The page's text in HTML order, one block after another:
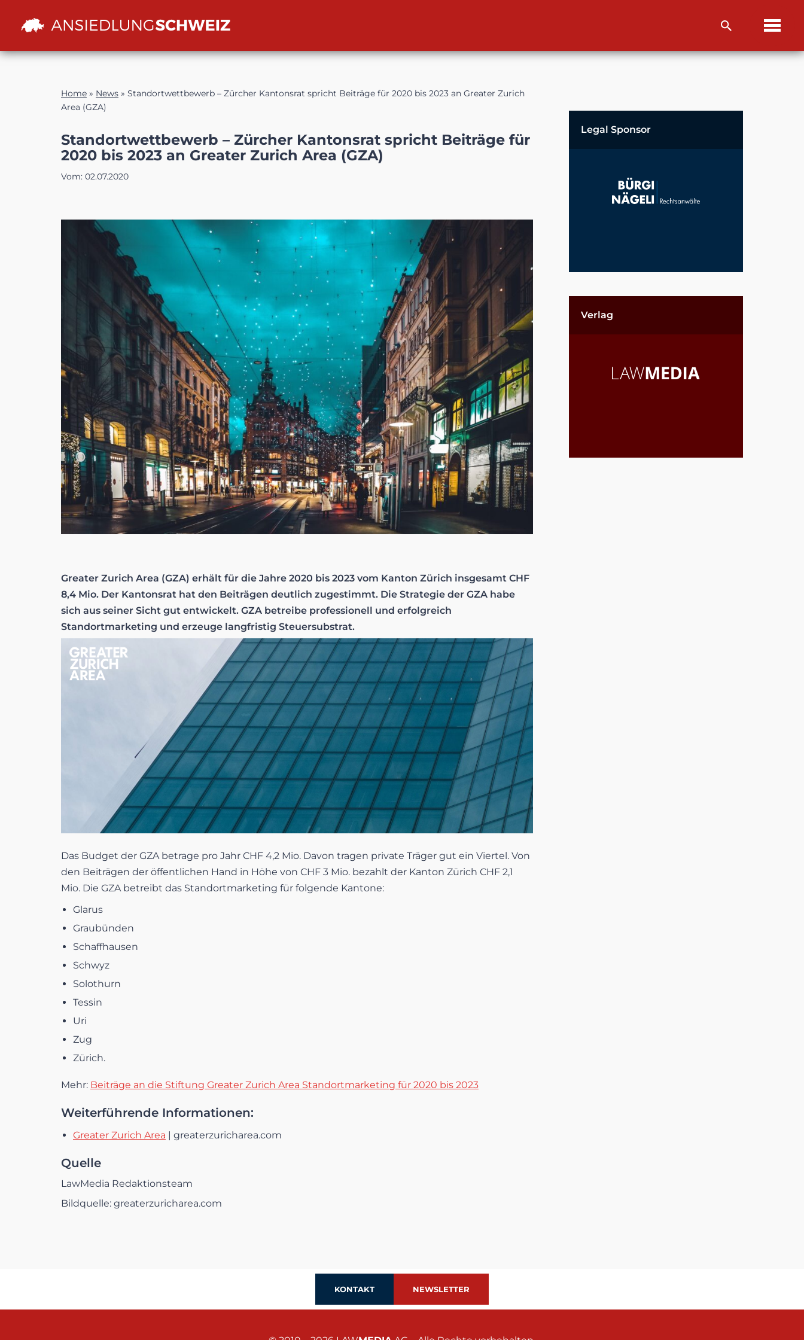
Zum
Inhalt
Home » News » Standortwettbewerb – Zürcher Kantonsrat spricht Beiträge für 2020 bis 2023 an Greater Zurich
Area (GZA)
Standortwettbewerb – Zürcher Kantonsrat spricht Beiträge für
2020 bis 2023 an Greater Zurich Area (GZA)
Vom: 02.07.2020
Greater Zurich Area (GZA) erhält für die Jahre 2020 bis 2023 vom Kanton Zürich insgesamt CHF
8,4 Mio. Der Kantonsrat hat den Beiträgen deutlich zugestimmt. Die Strategie der GZA habe
sich aus seiner Sicht gut entwickelt. GZA betreibe professionell und erfolgreich
Standortmarketing und erzeuge langfristig Steuersubstrat.
Das Budget der GZA betrage pro Jahr CHF 4,2 Mio. Davon tragen private Träger gut ein Viertel. Von
den Beiträgen der öffentlichen Hand in Höhe von CHF 3 Mio. bezahlt der Kanton Zürich CHF 2,1
Mio. Die GZA betreibt das Standortmarketing für folgende Kantone:
Glarus
Graubünden
Schaffhausen
Schwyz
Solothurn
Tessin
Uri
Zug
Zürich.
Mehr: Beiträge an die Stiftung Greater Zurich Area Standortmarketing für 2020 bis 2023
Weiterführende Informationen:
Greater Zurich Area | greaterzuricharea.com
Quelle
LawMedia Redaktionsteam
Bildquelle: greaterzuricharea.com
Legal Sponsor
Verlag
KONTAKT NEWSLETTER